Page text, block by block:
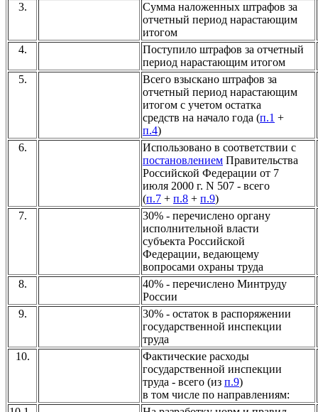
3.
Сумма наложенных штрафов за
отчетный период нарастающим
итогом
4.
Поступило штрафов за отчетный
период нарастающим итогом
5.
Всего взыскано штрафов за
отчетный период нарастающим
итогом с учетом остатка
средств на начало года (п.1 +
п.4)
6.
Использовано в соответствии с
постановлением Правительства
Российской Федерации от 7
июля 2000 г. N 507 - всего
(п.7 + п.8 + п.9)
7.
30% - перечислено органу
исполнительной власти
субъекта Российской
Федерации, ведающему
вопросами охраны труда
8.
40% - перечислено Минтруду
России
9.
30% - остаток в распоряжении
государственной инспекции
труда
10.
Фактические расходы
государственной инспекции
труда - всего (из п.9)
в том числе по направлениям: